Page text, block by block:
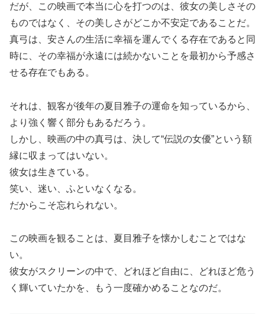
だが、この映画で本当に心を打つのは、彼女の美しさその
ものではなく、その美しさがどこか不安定であることだ。
真弓は、安さんの生活に幸福を運んでくる存在であると同
時に、その幸福が永遠には続かないことを最初から予感さ
せる存在でもある。
それは、観客が後年の夏目雅子の運命を知っているから、
より強く響く部分もあるだろう。
しかし、映画の中の真弓は、決して“伝説の女優”という額
縁に収まってはいない。
彼女は生きている。
笑い、迷い、ふといなくなる。
だからこそ忘れられない。
この映画を観ることは、夏目雅子を懐かしむことではな
い。
彼女がスクリーンの中で、どれほど自由に、どれほど危う
く輝いていたかを、もう一度確かめることなのだ。